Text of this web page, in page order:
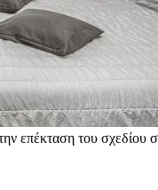
επέκταση του σχεδίου